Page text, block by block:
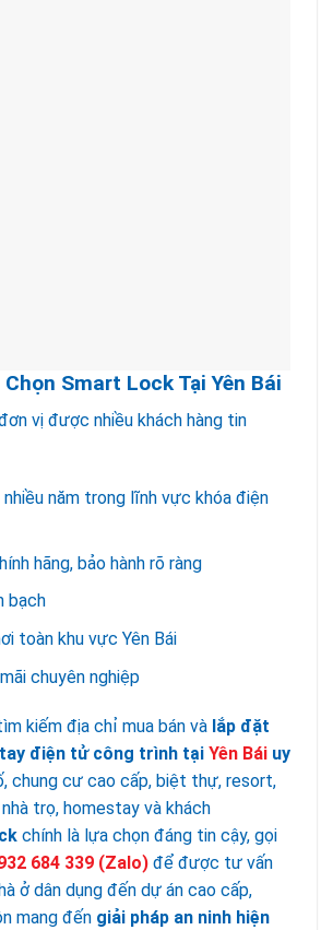
Chọn Smart Lock Tại Yên Bái
vị được nhiều khách hàng tin
nhiều năm trong lĩnh vực khóa điện
hãng, bảo hành rõ ràng
bạch
toàn khu vực Yên Bái
chuyên nghiệp
kiếm địa chỉ mua bán và lắp đặt
điện tử công trình tại Yên Bái uy
chung cư cao cấp, biệt thự, resort,
trọ, homestay và khách
chính là lựa chọn đáng tin cậy, gọi
684 339 (Zalo) để được tư vấn
ở dân dụng đến dự án cao cấp,
mang đến giải pháp an ninh hiện